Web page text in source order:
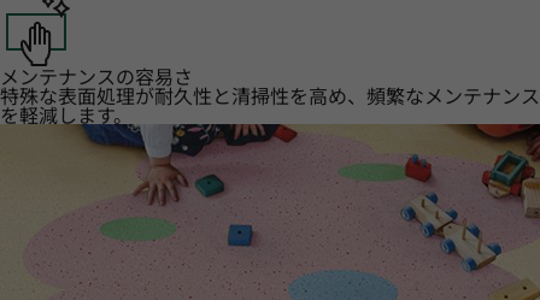
メンテナンスの容易さ
特殊な表面処理が耐久性と清掃性を高め、頻繁なメンテナンス
を軽減します。